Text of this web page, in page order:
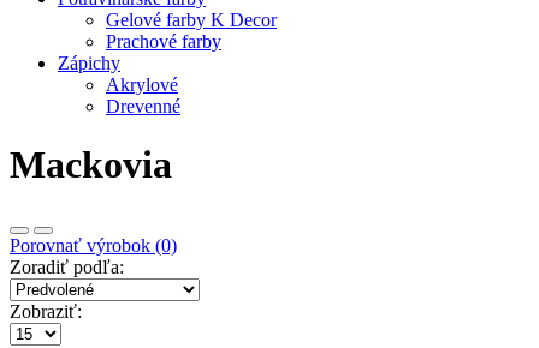
Gelové farby K Decor
Prachové farby
Zápichy
Akrylové
Drevenné
Mackovia
Porovnať výrobok (0)
Zoradiť podľa:
Zobraziť: